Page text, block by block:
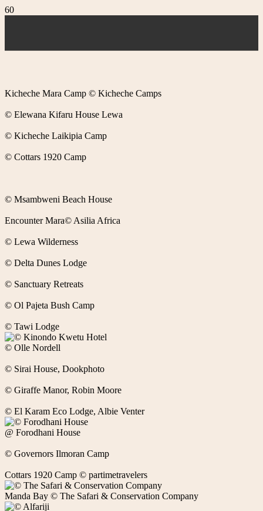
Kicheche Mara Camp © Kicheche Camps
© Elewana Kifaru House Lewa
© Kicheche Laikipia Camp
© Cottars 1920 Camp
© Msambweni Beach House
Encounter Mara© Asilia Africa
© Lewa Wilderness
© Delta Dunes Lodge
© Sanctuary Retreats
© Ol Pajeta Bush Camp
© Tawi Lodge
© Olle Nordell
© Sirai House, Dookphoto
© Giraffe Manor, Robin Moore
© El Karam Eco Lodge, Albie Venter
@ Forodhani House
© Governors Ilmoran Camp
Cottars 1920 Camp © partimetravelers
Manda Bay © The Safari & Conservation Company